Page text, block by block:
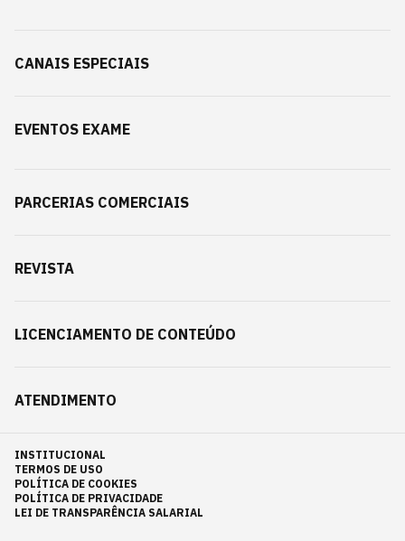
CANAIS ESPECIAIS
EVENTOS EXAME
PARCERIAS COMERCIAIS
REVISTA
LICENCIAMENTO DE CONTEÚDO
ATENDIMENTO
INSTITUCIONAL
TERMOS DE USO
POLÍTICA DE COOKIES
POLÍTICA DE PRIVACIDADE
LEI DE TRANSPARÊNCIA SALARIAL